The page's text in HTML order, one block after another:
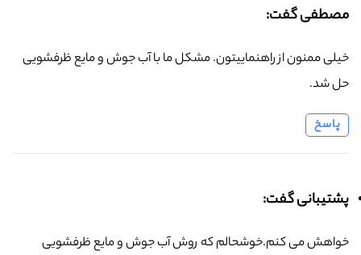
مصطفی گفت:
خیلی ممنون از راهنماییتون. مشکل ما با آب جوش و مایع ظرفشویی
حل شد.
پاسخ
پشتیبانی گفت:
خواهش می کنم.خوشحالم که روش آب جوش و مایع ظرفشویی